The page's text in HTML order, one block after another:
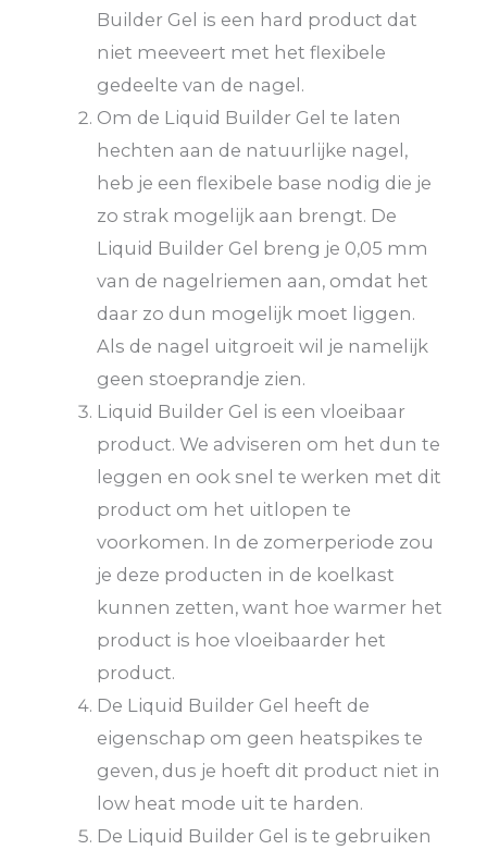
Builder Gel is een hard product dat
niet meeveert met het flexibele
gedeelte van de nagel.
Om de Liquid Builder Gel te laten
hechten aan de natuurlijke nagel,
heb je een flexibele base nodig die je
zo strak mogelijk aan brengt. De
Liquid Builder Gel breng je 0,05 mm
van de nagelriemen aan, omdat het
daar zo dun mogelijk moet liggen.
Als de nagel uitgroeit wil je namelijk
geen stoeprandje zien.
Liquid Builder Gel is een vloeibaar
product. We adviseren om het dun te
leggen en ook snel te werken met dit
product om het uitlopen te
voorkomen. In de zomerperiode zou
je deze producten in de koelkast
kunnen zetten, want hoe warmer het
product is hoe vloeibaarder het
product.
De Liquid Builder Gel heeft de
eigenschap om geen heatspikes te
geven, dus je hoeft dit product niet in
low heat mode uit te harden.
De Liquid Builder Gel is te gebruiken